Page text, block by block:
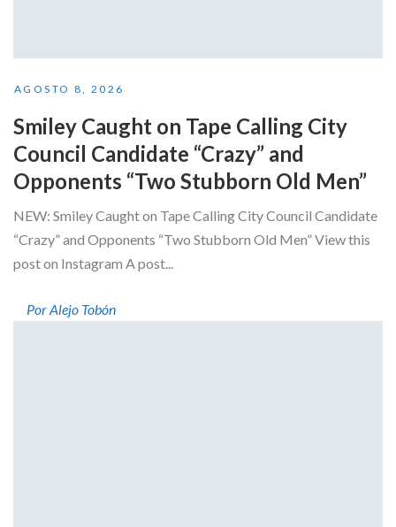
AGOSTO 8, 2026
Smiley Caught on Tape Calling City
Council Candidate “Crazy” and
Opponents “Two Stubborn Old Men”
NEW: Smiley Caught on Tape Calling City Council Candidate
“Crazy” and Opponents “Two Stubborn Old Men” View this
post on Instagram A post...
Por Alejo Tobón